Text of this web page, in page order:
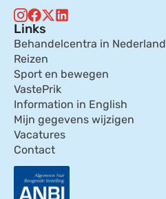
Links
Behandelcentra in Nederland
Reizen
Sport en bewegen
VastePrik
Information in English
Mijn gegevens wijzigen
Vacatures
Contact